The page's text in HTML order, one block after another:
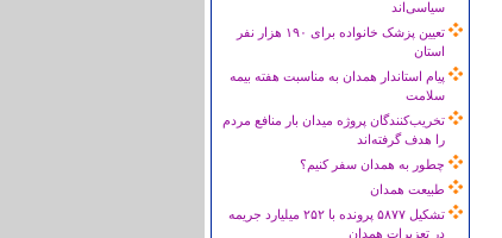
سیاسی‌اند
تعیین پزشک خانواده برای ۱۹۰ هزار نفر
استان
پیام استاندار همدان به مناسبت هفته بیمه
سلامت
تخریب‌کنندگان پروژه میدان بار منافع مردم
را هدف گرفته‌اند
چطور به همدان سفر کنیم؟
طبیعت همدان
تشکیل ۵۸۷۷ پرونده با ۲۵۲ میلیارد جریمه
در تعزیرات همدان